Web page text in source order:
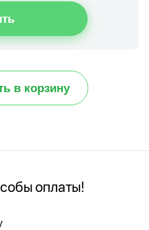
в корзину
оплаты!